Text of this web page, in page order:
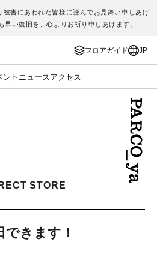
被害にあわれた皆様に謹んでお見舞い申しあげ
早い復旧を、心よりお祈り申しあげます。
フロアガイド JP
ント ニュース アクセス
STORE
きます！